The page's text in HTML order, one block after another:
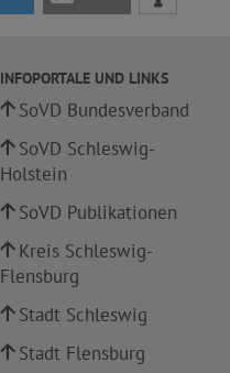
INFOPORTALE UND LINKS
SoVD Bundesverband
SoVD Schleswig-
Holstein
SoVD Publikationen
Kreis Schleswig-
Flensburg
Stadt Schleswig
Stadt Flensburg